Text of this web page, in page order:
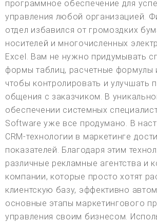
программное обеспечение для
управления любой организацией.
отдел избавился от громоздких
носителей и многочисленных
Excel. Вам не нужно придумывать
формы таблиц, расчетные формулы
чтобы контролировать и улучшать
общения с заказчиком. В
обеспечении системных
Software уже все продумано. В
CRM-технологии в маркетинге
показателей. Благодаря этим
различные рекламные агентства и
компании, которые просто хотят
клиентскую базу, эффективно
основные этапы маркетингового
управления своим бизнесом.